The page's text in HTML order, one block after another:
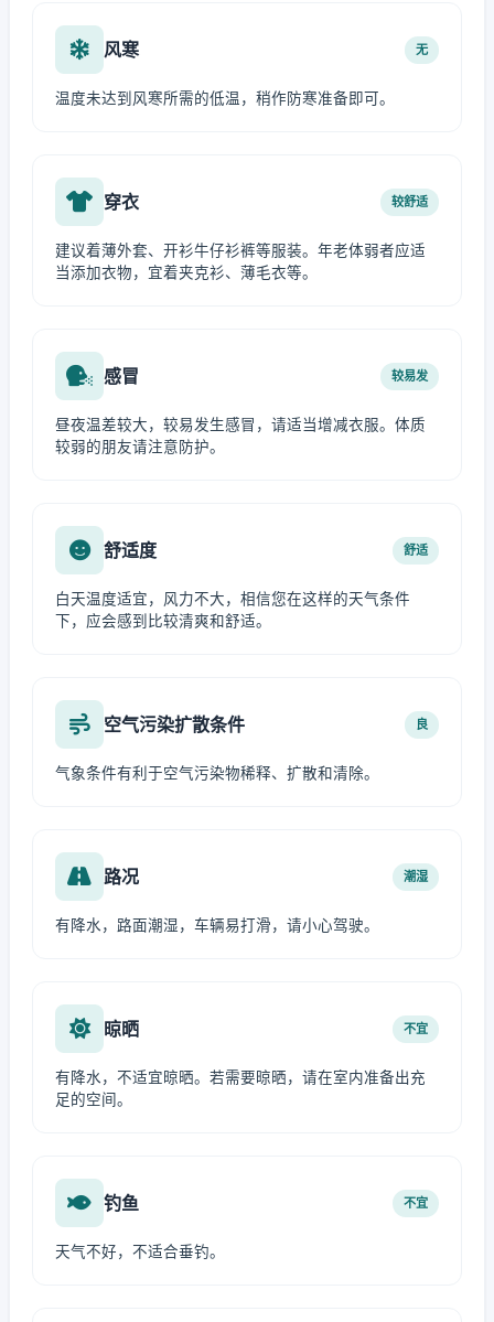
风寒 无
温度未达到风寒所需的低温，稍作防寒准备即可。
穿衣 较舒适
建议着薄外套、开衫牛仔衫裤等服装。年老体弱者应适
当添加衣物，宜着夹克衫、薄毛衣等。
感冒 较易发
昼夜温差较大，较易发生感冒，请适当增减衣服。体质
较弱的朋友请注意防护。
舒适度 舒适
白天温度适宜，风力不大，相信您在这样的天气条件
下，应会感到比较清爽和舒适。
空气污染扩散条件 良
气象条件有利于空气污染物稀释、扩散和清除。
路况 潮湿
有降水，路面潮湿，车辆易打滑，请小心驾驶。
晾晒 不宜
有降水，不适宜晾晒。若需要晾晒，请在室内准备出充
足的空间。
钓鱼 不宜
天气不好，不适合垂钓。